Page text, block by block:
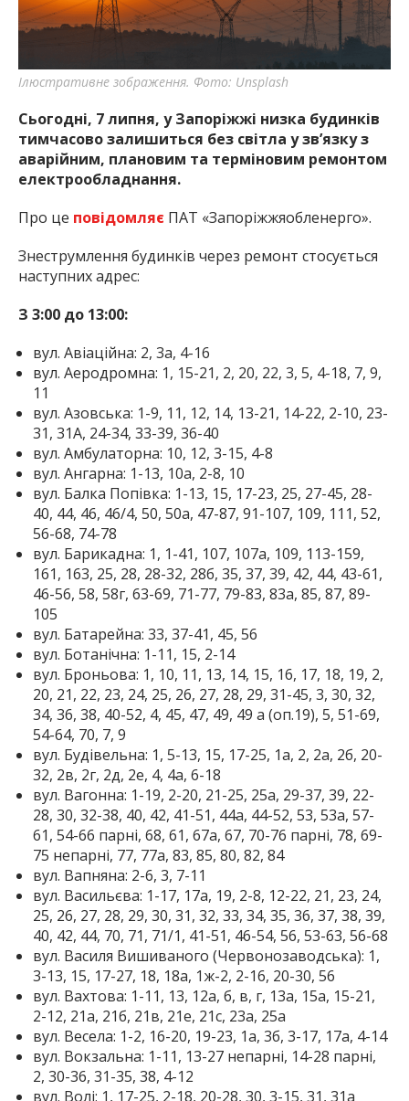
найважливішу інформацію про події
міста Запоріжжя та області.
Ілюстративне зображення. Фото: Unsplash
Сьогодні, 7 липня, у Запоріжжі низка будинків
тимчасово залишиться без світла у зв’язку з
аварійним, плановим та терміновим ремонтом
електрообладнання.
Про це повідомляє ПАТ «Запоріжжяобленерго».
Знеструмлення будинків через ремонт стосується
наступних адрес:
З 3:00 до 13:00:
вул. Авіаційна: 2, 3а, 4-16
вул. Аеродромна: 1, 15-21, 2, 20, 22, 3, 5, 4-18, 7, 9,
11
вул. Азовська: 1-9, 11, 12, 14, 13-21, 14-22, 2-10, 23-
31, 31А, 24-34, 33-39, 36-40
вул. Амбулаторна: 10, 12, 3-15, 4-8
вул. Ангарна: 1-13, 10а, 2-8, 10
вул. Балка Попівка: 1-13, 15, 17-23, 25, 27-45, 28-
40, 44, 46, 46/4, 50, 50а, 47-87, 91-107, 109, 111, 52,
56-68, 74-78
вул. Барикадна: 1, 1-41, 107, 107а, 109, 113-159,
161, 163, 25, 28, 28-32, 28б, 35, 37, 39, 42, 44, 43-61,
46-56, 58, 58г, 63-69, 71-77, 79-83, 83а, 85, 87, 89-
105
вул. Батарейна: 33, 37-41, 45, 56
вул. Ботанічна: 1-11, 15, 2-14
вул. Броньова: 1, 10, 11, 13, 14, 15, 16, 17, 18, 19, 2,
20, 21, 22, 23, 24, 25, 26, 27, 28, 29, 31-45, 3, 30, 32,
34, 36, 38, 40-52, 4, 45, 47, 49, 49 а (оп.19), 5, 51-69,
54-64, 70, 7, 9
вул. Будівельна: 1, 5-13, 15, 17-25, 1а, 2, 2а, 2б, 20-
32, 2в, 2г, 2д, 2е, 4, 4а, 6-18
вул. Вагонна: 1-19, 2-20, 21-25, 25а, 29-37, 39, 22-
28, 30, 32-38, 40, 42, 41-51, 44а, 44-52, 53, 53а, 57-
61, 54-66 парні, 68, 61, 67а, 67, 70-76 парні, 78, 69-
75 непарні, 77, 77а, 83, 85, 80, 82, 84
вул. Вапняна: 2-6, 3, 7-11
вул. Васильєва: 1-17, 17а, 19, 2-8, 12-22, 21, 23, 24,
25, 26, 27, 28, 29, 30, 31, 32, 33, 34, 35, 36, 37, 38, 39,
40, 42, 44, 70, 71, 71/1, 41-51, 46-54, 56, 53-63, 56-68
вул. Василя Вишиваного (Червонозаводська): 1,
3-13, 15, 17-27, 18, 18а, 1ж-2, 2-16, 20-30, 56
вул. Вахтова: 1-11, 13, 12а, б, в, г, 13а, 15а, 15-21,
2-12, 21а, 21б, 21в, 21е, 21с, 23а, 25а
вул. Весела: 1-2, 16-20, 19-23, 1а, 3б, 3-17, 17а, 4-14
вул. Вокзальна: 1-11, 13-27 непарні, 14-28 парні,
2, 30-36, 31-35, 38, 4-12
вул. Волі: 1, 17-25, 2-18, 20-28, 30, 3-15, 31, 31а